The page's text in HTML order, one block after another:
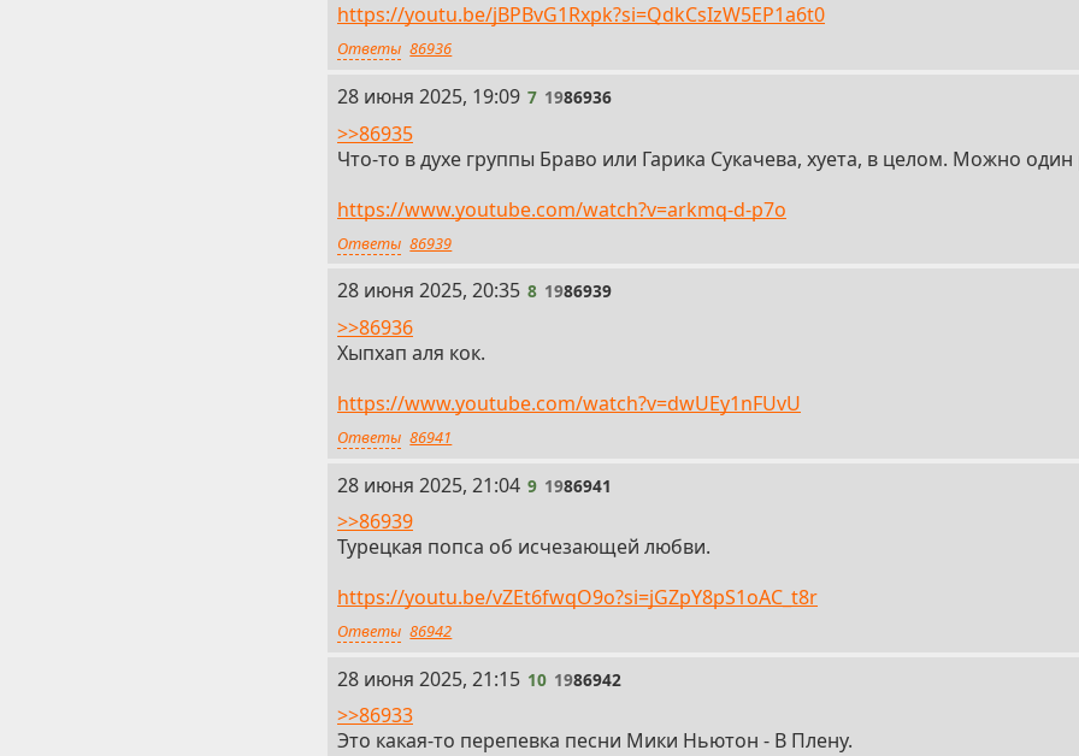
https://youtu.be/jBPBvG1Rxpk?si=QdkCsIzW5EP1a6t0
Ответы 86936
7
28 июня 2025, 19:09 7 1986936
>>86935
Что-то в духе группы Браво или Гарика Сукачева, хуета, в целом. Можно
https://www.youtube.com/watch?v=arkmq-d-p7o
Ответы 86939
8
28 июня 2025, 20:35 8 1986939
>>86936
Хыпхап аля кок.
https://www.youtube.com/watch?v=dwUEy1nFUvU
Ответы 86941
9
28 июня 2025, 21:04 9 1986941
>>86939
Турецкая попса об исчезающей любви.
https://youtu.be/vZEt6fwqO9o?si=jGZpY8pS1oAC_t8r
Ответы 86942
10
28 июня 2025, 21:15 10 1986942
>>86933
Это какая-то перепевка песни Мики Ньютон - В Плену.